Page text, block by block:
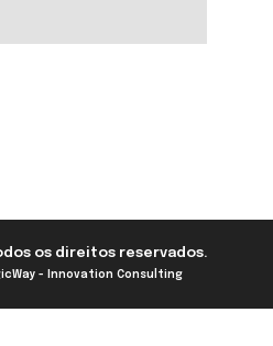
os direitos reservados.
- Innovation Consulting